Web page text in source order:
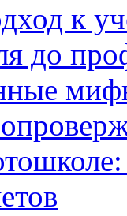
к
до